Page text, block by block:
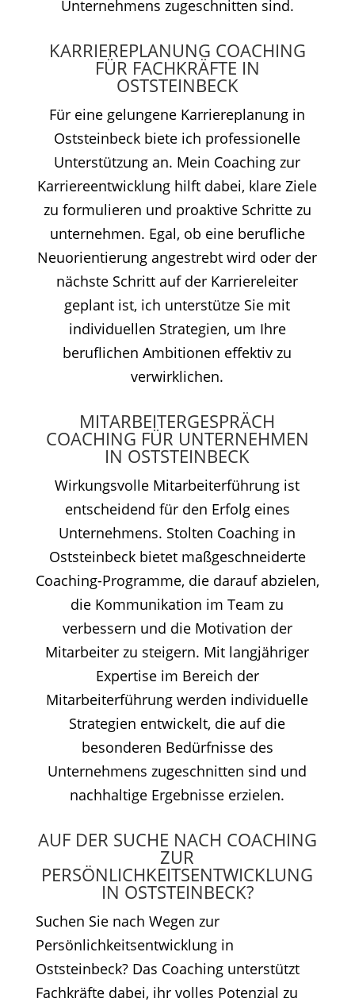
Unternehmens zugeschnitten sind.
KARRIEREPLANUNG COACHING
FÜR FACHKRÄFTE IN
OSTSTEINBECK
Für eine gelungene Karriereplanung in
Oststeinbeck biete ich professionelle
Unterstützung an. Mein Coaching zur
Karriereentwicklung hilft dabei, klare Ziele
zu formulieren und proaktive Schritte zu
unternehmen. Egal, ob eine berufliche
Neuorientierung angestrebt wird oder der
nächste Schritt auf der Karriereleiter
geplant ist, ich unterstütze Sie mit
individuellen Strategien, um Ihre
beruflichen Ambitionen effektiv zu
verwirklichen.
MITARBEITERGESPRÄCH
COACHING FÜR UNTERNEHMEN
IN OSTSTEINBECK
Wirkungsvolle Mitarbeiterführung ist
entscheidend für den Erfolg eines
Unternehmens. Stolten Coaching in
Oststeinbeck bietet maßgeschneiderte
Coaching-Programme, die darauf abzielen,
die Kommunikation im Team zu
verbessern und die Motivation der
Mitarbeiter zu steigern. Mit langjähriger
Expertise im Bereich der
Mitarbeiterführung werden individuelle
Strategien entwickelt, die auf die
besonderen Bedürfnisse des
Unternehmens zugeschnitten sind und
nachhaltige Ergebnisse erzielen.
AUF DER SUCHE NACH COACHING
ZUR
PERSÖNLICHKEITSENTWICKLUNG
IN OSTSTEINBECK?
Suchen Sie nach Wegen zur
Persönlichkeitsentwicklung in
Oststeinbeck? Das Coaching unterstützt
Fachkräfte dabei, ihr volles Potenzial zu